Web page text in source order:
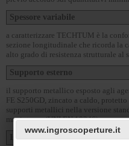
Spessore variabile
a caratterizzare TECHTUM è la
sezione longitudinale che ricorda la
alto grado di resistenza strutturale al
Supporto esterno
il supporto metallico esposto agli
FE S250GD, zincato a caldo,
supporti metallici nella versione
mm interno (UNI EN 10346).
Isolamento con schiumatura in
www.ingroscoperture.it